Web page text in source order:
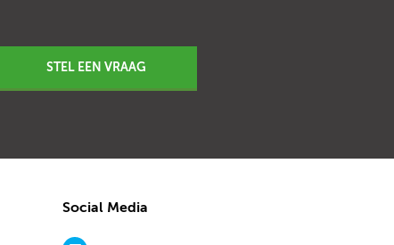
STEL EEN VRAAG
Social Media